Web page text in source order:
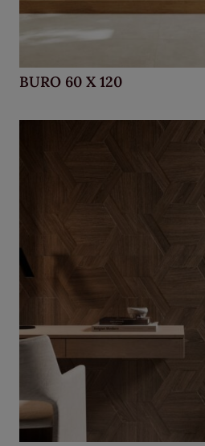
BURO 60 X 120